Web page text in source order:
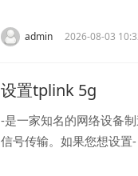
admin 2026-08-03
设置tplink 5g
-是一家知名的网络设备
信号传输。如果您想设置